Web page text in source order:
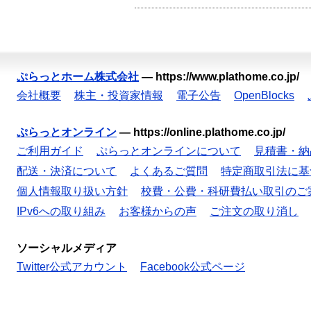
ぷらっとホーム株式会社 — https://www.plathome.co.jp/
会社概要
株主・投資家情報 電子公告 OpenBlocks
ぷらっとオンライン — https://online.plathome.co.jp/
ご利用ガイド
ぷらっとオンラインについて
見積書・
配送・決済について
よくあるご質問
特定商取引法に
個人情報取り扱い方針
校費・公費・科研費払い取引のご
IPv6への取り組み
お客様からの声 ご注文の取り消し
ソーシャルメディア
Twitter公式アカウント
Facebook公式ページ